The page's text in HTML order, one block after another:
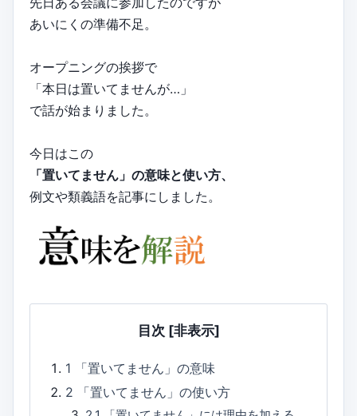
あいにくの準備不足。
オープニングの挨拶で
「本日は置いてませんが…」
で話が始まりました。
今日はこの
「置いてません」の意味と使い方、
例文や類義語を記事にしました。
目次 [非表示]
1
「置いてません」の意味
2
「置いてません」の使い方